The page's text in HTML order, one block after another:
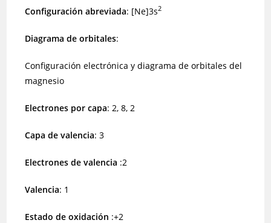
Configuración abreviada: [Ne]3s2
Diagrama de orbitales:
Configuración electrónica y diagrama de orbitales del
magnesio
Electrones por capa: 2, 8, 2
Capa de valencia: 3
Electrones de valencia :2
Valencia: 1
Estado de oxidación :+2